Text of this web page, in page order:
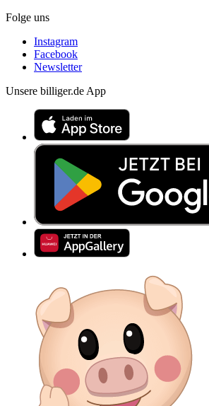
Folge uns
Instagram
Facebook
Newsletter
Unsere billiger.de App